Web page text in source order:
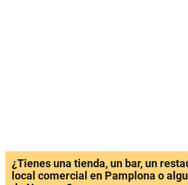
¿Tienes una tienda, un bar, un
local comercial en Pamplona o